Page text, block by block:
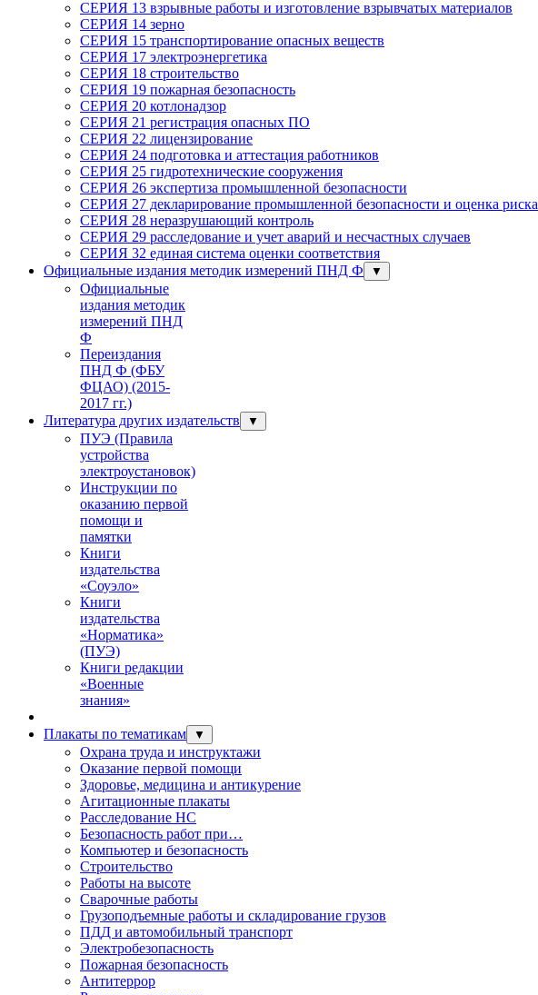
СЕРИЯ 13 взрывные работы и изготовление взрывчатых материалов
СЕРИЯ 14 зерно
СЕРИЯ 15 транспортирование опасных веществ
СЕРИЯ 17 электроэнергетика
СЕРИЯ 18 строительство
СЕРИЯ 19 пожарная безопасность
СЕРИЯ 20 котлонадзор
СЕРИЯ 21 регистрация опасных ПО
СЕРИЯ 22 лицензирование
СЕРИЯ 24 подготовка и аттестация работников
СЕРИЯ 25 гидротехнические сооружения
СЕРИЯ 26 экспертиза промышленной безопасности
СЕРИЯ 27 декларирование промышленной безопасности и оценка риска
СЕРИЯ 28 неразрушающий контроль
СЕРИЯ 29 расследование и учет аварий и несчастных случаев
СЕРИЯ 32 единая система оценки соответствия
Официальные издания методик измерений ПНД Ф
▼
Официальные
издания методик
измерений ПНД
Ф
Переиздания
ПНД Ф (ФБУ
ФЦАО) (2015-
2017 гг.)
Литература других издательств
▼
ПУЭ (Правила
устройства
электроустановок)
Инструкции по
оказанию первой
помощи и
памятки
Книги
издательства
«Соуэло»
Книги
издательства
«Норматика»
(ПУЭ)
Книги редакции
«Военные
знания»
Плакаты по тематикам ▼
Охрана труда и инструктажи
Оказание первой помощи
Здоровье, медицина и антикурение
Агитационные плакаты
Расследование НС
Безопасность работ при…
Компьютер и безопасность
Строительство
Работы на высоте
Сварочные работы
Грузоподъемные работы и складирование грузов
ПДД и автомобильный транспорт
Электробезопасность
Пожарная безопасность
Антитеррор